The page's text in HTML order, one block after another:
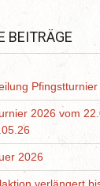
BEITRÄGE
Pfingstturnier
2026 vom
2026